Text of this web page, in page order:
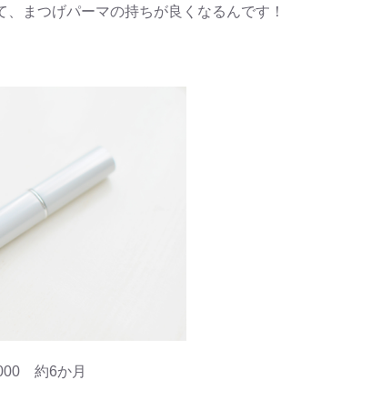
まつげパーマの持ちが良くなるんです！
約6か月